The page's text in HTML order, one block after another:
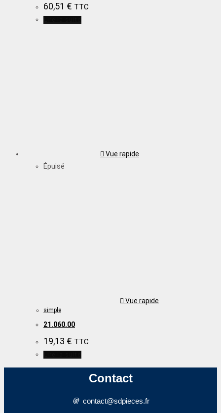
60,51 € TTC
Vue rapide
Épuisé
Vue rapide
simple
21.060.00
19,13 € TTC
Contact
contact@sdpieces.fr